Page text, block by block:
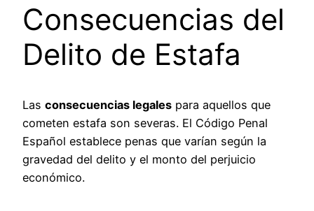
Consecuencias del
Delito de Estafa
Las consecuencias legales para aquellos que
cometen estafa son severas. El Código Penal
Español establece penas que varían según la
gravedad del delito y el monto del perjuicio
económico.